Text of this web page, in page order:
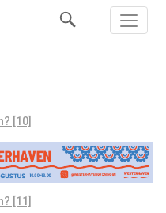
[10]
[11]